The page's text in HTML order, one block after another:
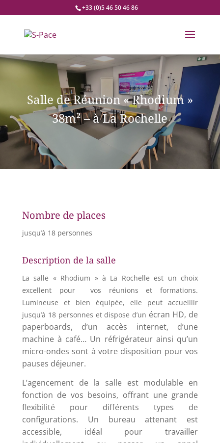
+33 (0)5 46 50 46 86
Salle de Réunion « Rhodium »
38m² – à La Rochelle
Nombre de places
jusqu’à 18 personnes
Description de la salle
La salle « Rhodium » à La Rochelle est un choix
excellent pour vos réunions et formations.
Lumineuse et bien équipée, elle peut accueillir
jusqu’à 18 personnes et dispose d’un écran HD, de
paperboards, d’un accès internet, d’une
machine à café… Un réfrigérateur ainsi qu’un
micro-ondes sont à votre disposition pour vos
pauses déjeuner.
L’agencement de la salle est modulable en
fonction de vos besoins, offrant une grande
flexibilité pour différents types de
configurations. Un bureau attenant est
accessible, idéal pour travailler